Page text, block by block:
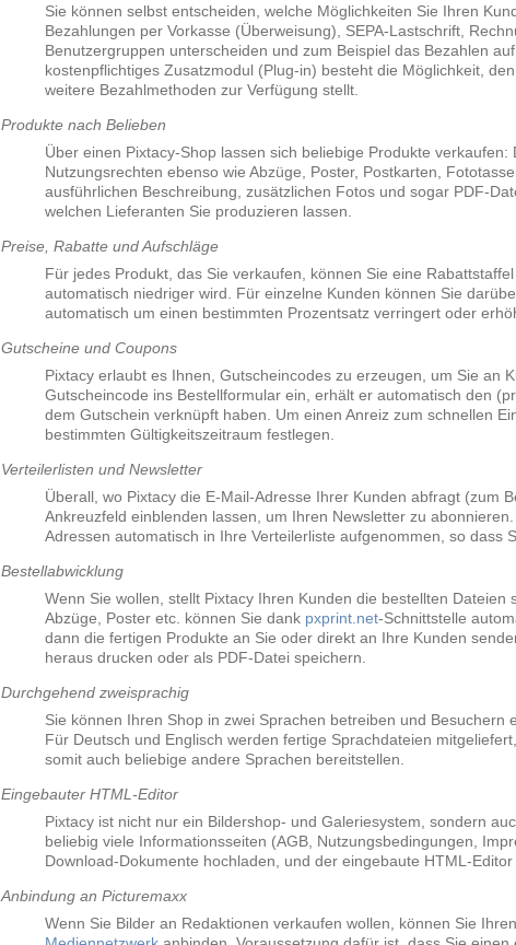
Sie können selbst entscheiden, welche Möglichkeiten Sie Ihren
Bezahlungen per Vorkasse (Überweisung), SEPA-Lastschrift,
Benutzergruppen unterscheiden und zum Beispiel das Bezahlen
kostenpflichtiges Zusatzmodul (Plug-in) besteht die Möglichkeit,
weitere Bezahlmethoden zur Verfügung stellt.
Produkte nach Belieben
Über einen Pixtacy-Shop lassen sich beliebige Produkte
Nutzungsrechten ebenso wie Abzüge, Poster, Postkarten,
ausführlichen Beschreibung, zusätzlichen Fotos und sogar PDF-
welchen Lieferanten Sie produzieren lassen.
Preise, Rabatte und Aufschläge
Für jedes Produkt, das Sie verkaufen, können Sie eine
automatisch niedriger wird. Für einzelne Kunden können Sie
automatisch um einen bestimmten Prozentsatz verringert oder
Gutscheine und Coupons
Pixtacy erlaubt es Ihnen, Gutscheincodes zu erzeugen, um Sie an
Gutscheincode ins Bestellformular ein, erhält er automatisch den
dem Gutschein verknüpft haben. Um einen Anreiz zum schnellen
bestimmten Gültigkeitszeitraum festlegen.
Verteilerlisten und Newsletter
Überall, wo Pixtacy die E-Mail-Adresse Ihrer Kunden abfragt (zum
Ankreuzfeld einblenden lassen, um Ihren Newsletter zu
Adressen automatisch in Ihre Verteilerliste aufgenommen, so dass
Bestellabwicklung
Wenn Sie wollen, stellt Pixtacy Ihren Kunden die bestellten
Abzüge, Poster etc. können Sie dank pxprint.net-Schnittstelle
dann die fertigen Produkte an Sie oder direkt an Ihre Kunden
heraus drucken oder als PDF-Datei speichern.
Durchgehend zweisprachig
Sie können Ihren Shop in zwei Sprachen betreiben und
Für Deutsch und Englisch werden fertige Sprachdateien
somit auch beliebige andere Sprachen bereitstellen.
Eingebauter HTML-Editor
Pixtacy ist nicht nur ein Bildershop- und Galeriesystem, sondern
beliebig viele Informationsseiten (AGB, Nutzungsbedingungen,
Download-Dokumente hochladen, und der eingebaute HTML-
Anbindung an Picturemaxx
Wenn Sie Bilder an Redaktionen verkaufen wollen, können Sie